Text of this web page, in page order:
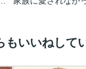
もいいねして